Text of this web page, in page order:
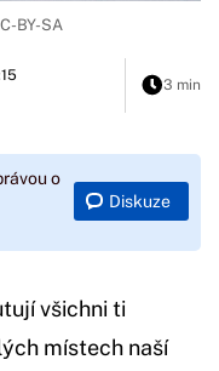
BY-SA
3 min
o
Diskuze
všichni ti
místech naší